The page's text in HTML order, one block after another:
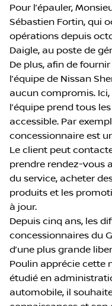
Pour l’épauler,
Sébastien Fortin, qui
opérations depuis
Daigle, au poste de
De plus, afin de
l’équipe de Nissan
aucun compromis.
l’équipe prend tous
accessible. Par
concessionnaire est
Le client peut
prendre rendez-vous
du service, acheter
produits et les
à jour.
Depuis cinq ans, les
concessionnaires du
d’une plus grande
Poulin apprécie cette
étudié en
automobile, il